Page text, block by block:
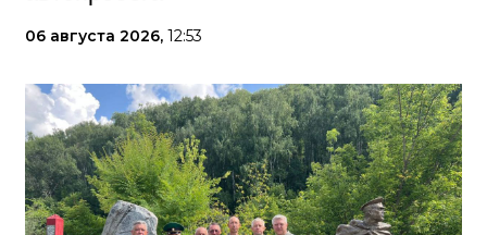
06 августа 2026, 12:53